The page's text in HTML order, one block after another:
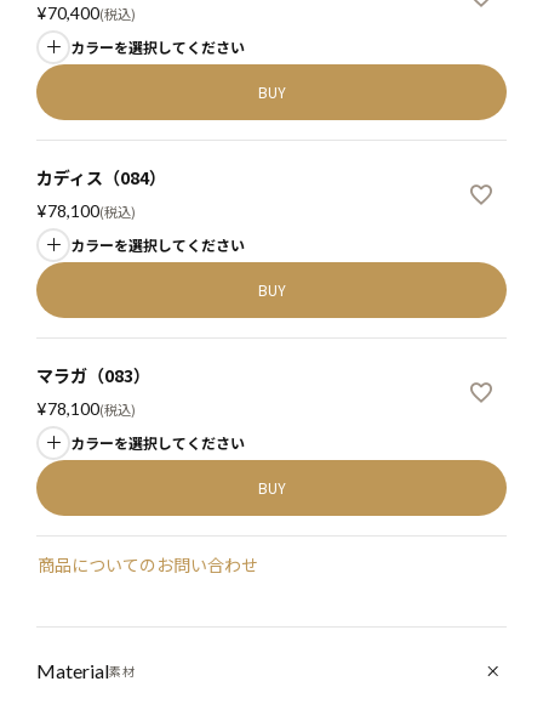
¥70,400 税込
BUY
カラーを選択してください
カディス（084）
¥78,100 税込
BUY
カラーを選択してください
マラガ（083）
¥78,100 税込
BUY
カラーを選択してください
商品についてのお問い合わせ
Material素材